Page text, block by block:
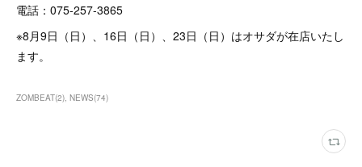
電話：075-257-3865
※8月9日（日）、16日（日）、23日（日）はオサダが在店いたし
ます。
ZOMBEAT(2) NEWS(74)